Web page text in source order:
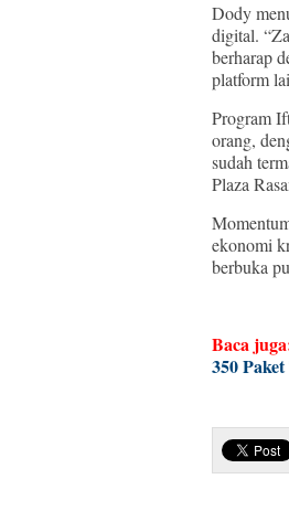
Dody
digital.
berharap
platform
Program
orang,
sudah
Plaza
ekonomi
berbuka
Baca
350